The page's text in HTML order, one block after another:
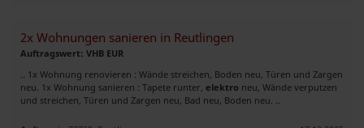
2x Wohnungen sanieren in Reutlingen
Auftragswert: VHB EUR
.. 1x Wohnung renovieren : Wände streichen, Boden neu, Türen und Zargen
neu. 1x Wohnung sanieren : Tapete runter, elektro neu, Wände verputzen
und streichen, Türen und Zargen neu, Bad neu, Boden neu. ..